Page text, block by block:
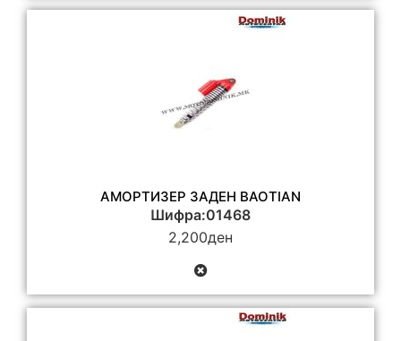
АМОРТИЗЕР ЗАДЕН BAOTIAN
Шифра:01468
2,200ден